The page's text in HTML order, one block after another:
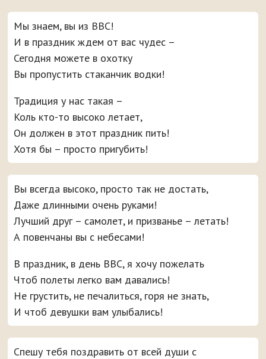
Мы знаем, вы из ВВС!
И в праздник ждем от вас чудес –
Сегодня можете в охотку
Вы пропустить стаканчик водки!
Традиция у нас такая –
Коль кто-то высоко летает,
Он должен в этот праздник пить!
Хотя бы – просто пригубить!
Вы всегда высоко, просто так не достать,
Даже длинными очень руками!
Лучший друг – самолет, и призванье – летать!
А повенчаны вы с небесами!
В праздник, в день ВВС, я хочу пожелать
Чтоб полеты легко вам давались!
Не грустить, не печалиться, горя не знать,
И чтоб девушки вам улыбались!
Спешу тебя поздравить от всей души с